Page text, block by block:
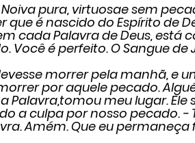
Noiva pura, virtuosae sem
é nascido do Espírito de
cada Palavra de Deus, está
Você é perfeito. O Sangue de
devesse morrer pela manhã,
por aquele pecado.
a Palavra,tomou meu lugar.
a culpa por nosso pecado. -
Amém. Que eu permaneça